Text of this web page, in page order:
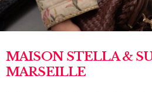
MAISON STELLA &
MARSEILLE